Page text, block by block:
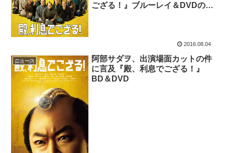
ござる！』ブルーレイ＆DVDの特
2016.08.04
ニュース
阿部サダヲ、出演場面カットの件
に言及『殿、利息でござる！』
BD＆DVD